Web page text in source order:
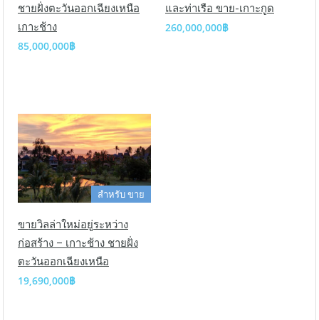
ชายฝั่งตะวันออกเฉียงเหนือ
เกาะช้าง
85,000,000฿
และท่าเรือ ขาย-เกาะกูด
260,000,000฿
สำหรับ ขาย
ขายวิลล่าใหม่อยู่ระหว่าง
ก่อสร้าง – เกาะช้าง ชายฝั่ง
ตะวันออกเฉียงเหนือ
19,690,000฿